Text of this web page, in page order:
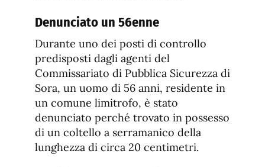
Denunciato un 56enne
Durante uno dei posti di controllo
predisposti dagli agenti del
Commissariato di Pubblica Sicurezza di
Sora, un uomo di 56 anni, residente in
un comune limitrofo, è stato
denunciato perché trovato in possesso
di un coltello a serramanico della
lunghezza di circa 20 centimetri.